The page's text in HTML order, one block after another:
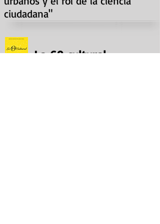
ciudadana"
La 69 cultural